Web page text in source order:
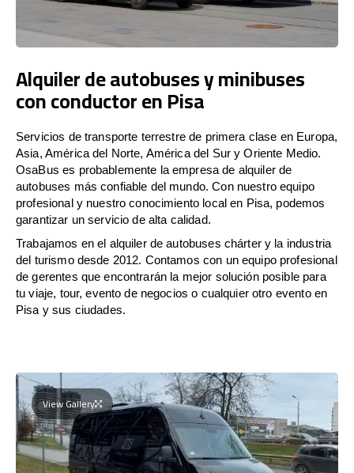
Alquiler de autobuses y minibuses
con conductor en Pisa
Servicios de transporte terrestre de primera clase en Europa,
Asia, América del Norte, América del Sur y Oriente Medio.
OsaBus es probablemente la empresa de alquiler de
autobuses más confiable del mundo. Con nuestro equipo
profesional y nuestro conocimiento local en Pisa, podemos
garantizar un servicio de alta calidad.
Trabajamos en el alquiler de autobuses chárter y la industria
del turismo desde 2012. Contamos con un equipo profesional
de gerentes que encontrarán la mejor solución posible para
tu viaje, tour, evento de negocios o cualquier otro evento en
Pisa y sus ciudades.
View Gallery